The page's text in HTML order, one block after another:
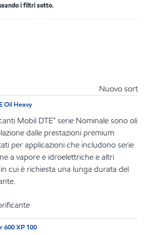
i filtri sotto.
Nuovo sort
Oil Heavy
Mobil DTE™ serie Nominale sono oli
dalle prestazioni premium
per applicazioni che includono serie
a vapore e idroelettriche e altri
cui è richiesta una lunga durata del
600 XP 100